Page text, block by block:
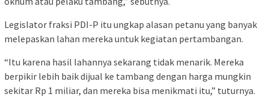
Legislator fraksi PDI-P itu ungkap alasan petanu yang banyak
melepaskan lahan mereka untuk kegiatan pertambangan.
“Itu karena hasil lahannya sekarang tidak menarik. Mereka
berpikir lebih baik dijual ke tambang dengan harga mungkin
sekitar Rp 1 miliar, dan mereka bisa menikmati itu,” tuturnya.